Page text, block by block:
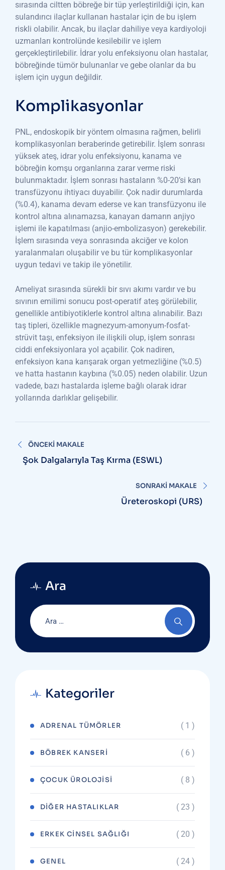
sırasında ciltten böbreğe bir tüp yerleştirildiği için, kan
sulandırıcı ilaçlar kullanan hastalar için de bu işlem
riskli olabilir. Ancak, bu ilaçlar dahiliye veya kardiyoloji
uzmanları kontrolünde kesilebilir ve işlem
gerçekleştirilebilir. İdrar yolu enfeksiyonu olan hastalar,
böbreğinde tümör bulunanlar ve gebe olanlar da bu
işlem için uygun değildir.
Komplikasyonlar
PNL, endoskopik bir yöntem olmasına rağmen, belirli
komplikasyonları beraberinde getirebilir. İşlem sonrası
yüksek ateş, idrar yolu enfeksiyonu, kanama ve
böbreğin komşu organlarına zarar verme riski
bulunmaktadır. İşlem sonrası hastaların %0-20’si kan
transfüzyonu ihtiyacı duyabilir. Çok nadir durumlarda
(%0.4), kanama devam ederse ve kan transfüzyonu ile
kontrol altına alınamazsa, kanayan damarın anjiyo
işlemi ile kapatılması (anjio-embolizasyon) gerekebilir.
İşlem sırasında veya sonrasında akciğer ve kolon
yaralanmaları oluşabilir ve bu tür komplikasyonlar
uygun tedavi ve takip ile yönetilir.
Ameliyat sırasında sürekli bir sıvı akımı vardır ve bu
sıvının emilimi sonucu post-operatif ateş görülebilir,
genellikle antibiyotiklerle kontrol altına alınabilir. Bazı
taş tipleri, özellikle magnezyum-amonyum-fosfat-
strüvit taşı, enfeksiyon ile ilişkili olup, işlem sonrası
ciddi enfeksiyonlara yol açabilir. Çok nadiren,
enfeksiyon kana karışarak organ yetmezliğine (%0.5)
ve hatta hastanın kaybına (%0.05) neden olabilir. Uzun
vadede, bazı hastalarda işleme bağlı olarak idrar
yollarında darlıklar gelişebilir.
Yazı
gezinmesi
ÖNCEKI MAKALE
Şok Dalgalarıyla Taş Kırma (ESWL)
SONRAKI MAKALE
Üreteroskopi (URS)
Ara
Kategoriler
ADRENAL TÜMÖRLER ( 1 )
BÖBREK KANSERI ( 6 )
ÇOCUK ÜROLOJISI ( 8 )
DIĞER HASTALIKLAR ( 23 )
ERKEK CINSEL SAĞLIĞI ( 20 )
GENEL ( 24 )